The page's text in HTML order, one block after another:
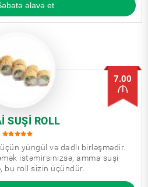
əlavə et
SUŞI ROLL
7.00
yüngül və dadlı birləşmədir.
istəmirsinizsə, amma suşi
bu roll sizin üçündür.